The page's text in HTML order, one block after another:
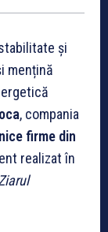
și
mențină
, compania
firme din
realizat în